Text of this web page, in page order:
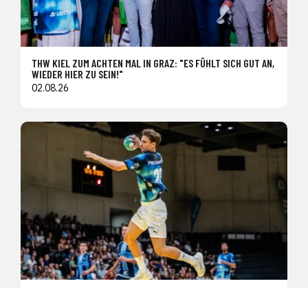
THW KIEL ZUM ACHTEN MAL IN GRAZ: "ES FÜHLT SICH GUT AN,
WIEDER HIER ZU SEIN!"
02.08.26